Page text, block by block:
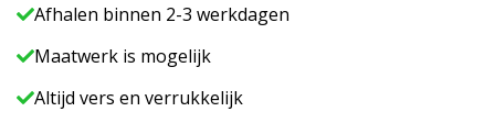
Afhalen binnen 2-3 werkdagen
Maatwerk is mogelijk
Altijd vers en verrukkelijk